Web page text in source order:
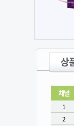
채널
1
2